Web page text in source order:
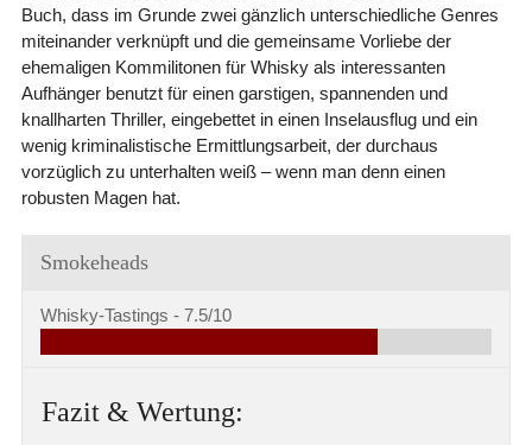
Buch, dass im Grunde zwei gänzlich unterschiedliche Genres
miteinander verknüpft und die gemeinsame Vorliebe der
ehemaligen Kommilitonen für Whisky als interessanten
Aufhänger benutzt für einen garstigen, spannenden und
knallharten Thriller, eingebettet in einen Inselausflug und ein
wenig kriminalistische Ermittlungsarbeit, der durchaus
vorzüglich zu unterhalten weiß – wenn man denn einen
robusten Magen hat.
Smokeheads
Whisky-Tastings - 7.5/10
Fazit & Wertung: